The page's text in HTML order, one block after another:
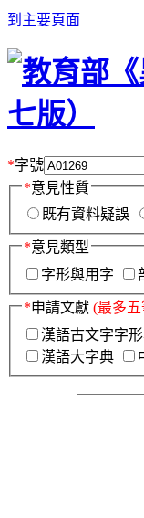
到主要頁面
*字號
*意見性質
既有資料疑誤
*意見類型
字形與用字
*申請文獻 (最多五
漢語古文字字
漢語大字典